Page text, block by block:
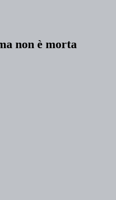
non è morta